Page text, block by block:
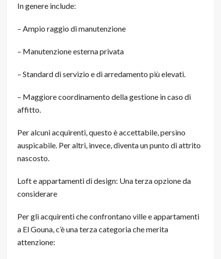
In genere include:
– Ampio raggio di manutenzione
– Manutenzione esterna privata
– Standard di servizio e di arredamento più elevati.
– Maggiore coordinamento della gestione in caso di
affitto.
Per alcuni acquirenti, questo è accettabile, persino
auspicabile. Per altri, invece, diventa un punto di attrito
nascosto.
Loft e appartamenti di design: Una terza opzione da
considerare
Per gli acquirenti che confrontano ville e appartamenti
a El Gouna, c’è una terza categoria che merita
attenzione: